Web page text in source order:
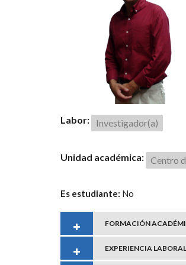
Labor: Investigador(a)
Unidad académica: Centro
Es estudiante: No
FORMACIÓN
EXPERIENCIA LABORAL